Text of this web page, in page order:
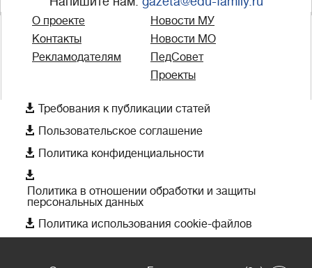
О проекте
Контакты
Рекламодателям
Новости МУ
Новости МО
ПедСовет
Проекты
 Требования к публикации статей
 Пользовательское соглашение
 Политика конфиденциальности

Политика в отношении обработки и защиты
персональных данных
 Политика использования cookie-файлов